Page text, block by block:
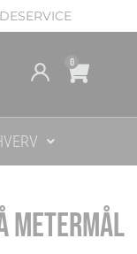
0
Cart
METERMÅL